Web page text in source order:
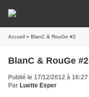
Accueil » BlanC & RouGe #2
BlanC & RouGe #2
Publié le 17/12/2012 à 16:27
Par Luette Esper